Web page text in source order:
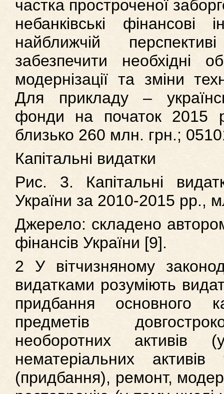
частка простроченої
небанківські
найближчій
забезпечити необхідні
модернізації та зміни
Для прикладу –
фонди на початок 2015
близько 260 млн. грн.;
Капітальні видатки
Рис. 3. Капітальні
України за 2010-2015 рр.,
Джерело: складено
фінансів України [9].
2 У вітчизняному
видатками розуміють
придбання основного
предметів
необоротних
нематеріальних
(придбання), ремонт,